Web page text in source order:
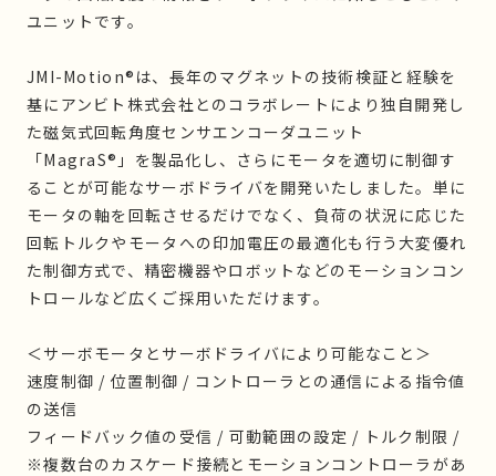
ユニットです。
JMI-Motion®︎は、長年のマグネットの技術検証と経験を
基にアンビト株式会社とのコラボレートにより独自開発し
た磁気式回転角度センサエンコーダユニット
「MagraS®︎」を製品化し、さらにモータを適切に制御す
ることが可能なサーボドライバを開発いたしました。単に
モータの軸を回転させるだけでなく、負荷の状況に応じた
回転トルクやモータへの印加電圧の最適化も行う大変優れ
た制御方式で、精密機器やロボットなどのモーションコン
トロールなど広くご採用いただけます。
＜サーボモータとサーボドライバにより可能なこと＞
速度制御 / 位置制御 / コントローラとの通信による指令値
の送信
フィードバック値の受信 / 可動範囲の設定 / トルク制限 /
※複数台のカスケード接続とモーションコントローラがあ